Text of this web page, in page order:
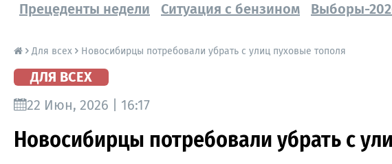
Прецеденты недели Ситуация с бензином Выборы-
Для всех Новосибирцы потребовали убрать с улиц пуховые тополя
ДЛЯ ВСЕХ
22 Июн, 2026 | 16:17
Новосибирцы потребовали убрать с